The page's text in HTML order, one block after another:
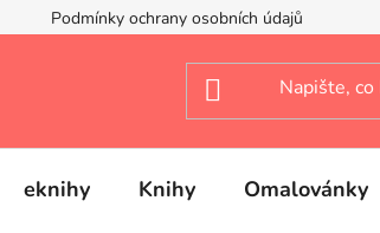
Podmínky ochrany osobních údajů
eknihy Knihy Omalovánky